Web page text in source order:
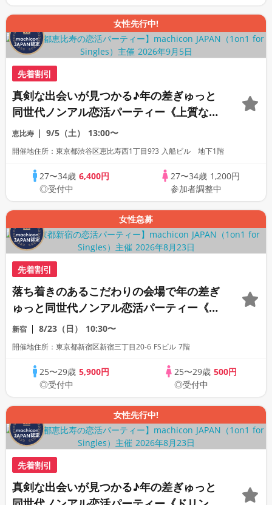
女性先行中!
先着割引
真剣な出会いが見つかる♪年の差ぎゅっと
同世代ノンアル恋活パーティー《上質な1
対1相席専用会場》《全席半個室》《飲み
放題付き》《machicon JAPAN主催》
恵比寿 9/5（土） 13:00〜
開催地住所：東京都渋谷区恵比寿西1丁目9?3 入船ビル 地下1階
27〜34歳6,400円
◎受付中
27〜34歳 1,200円
参加者調整中
女性急募
先着割引
落ち着きのあるこだわりの会場で年の差ぎ
ゅっと同世代ノンアル恋活パーティー《30
名限定》《machicon JAPAN主催》《全
席半個室の1対1相席形式》
新宿 8/23（日） 10:30〜
開催地住所：東京都新宿区新宿三丁目20-6 FSビル 7階
25〜29歳5,900円
◎受付中
25〜29歳 500円
◎受付中
女性先行中!
先着割引
真剣な出会いが見つかる♪年の差ぎゅっと